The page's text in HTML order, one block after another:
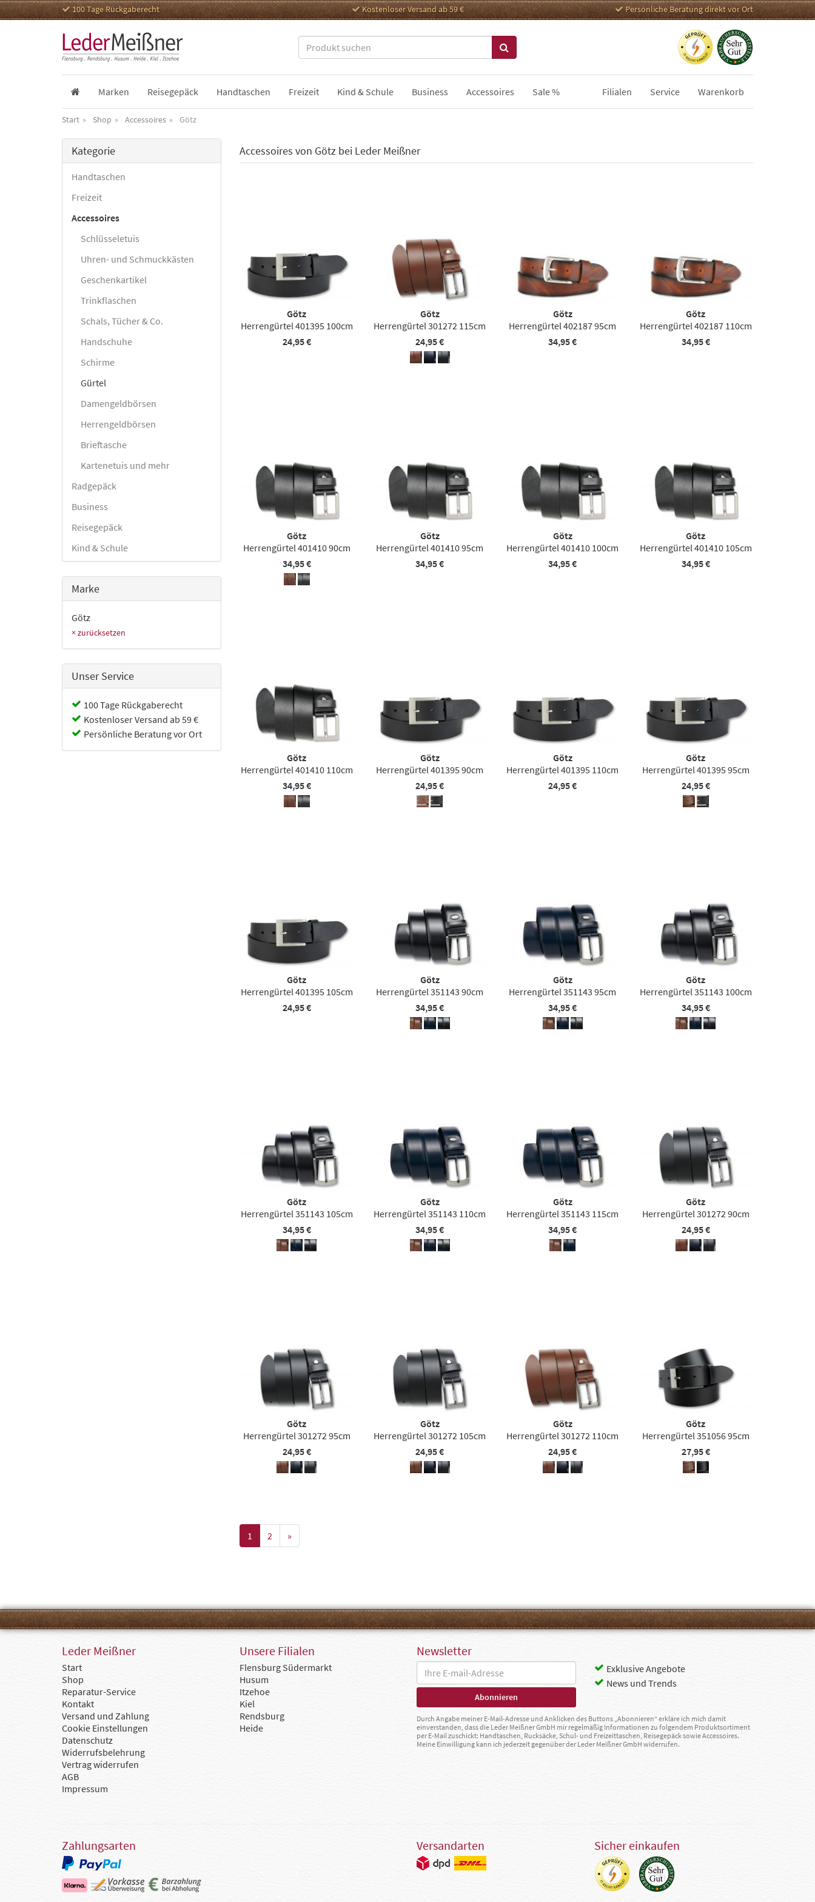
100 Tage Rückgaberecht Kostenloser Versand ab 59 € Persönliche Beratung direkt vor Ort
Marken Reisegepäck Handtaschen Freizeit Kind & Schule Business Accessoires Sale % Filialen Service Warenkorb
Start Shop Accessoires Götz
Kategorie
Handtaschen
Freizeit
Accessoires
Schlüsseletuis
Uhren- und Schmuckkästen
Geschenkartikel
Trinkflaschen
Schals, Tücher & Co.
Handschuhe
Schirme
Gürtel
Damengeldbörsen
Herrengeldbörsen
Brieftasche
Kartenetuis und mehr
Radgepäck
Business
Reisegepäck
Kind & Schule
Marke
Götz
× zurücksetzen
Unser Service
100 Tage Rückgaberecht
Kostenloser Versand ab 59 €
Persönliche Beratung vor Ort
Accessoires von Götz bei Leder Meißner
Götz
Herrengürtel 401395 100cm
24,95 €
Götz
Herrengürtel 301272 115cm
24,95 €
Götz
Herrengürtel 402187 95cm
34,95 €
Götz
Herrengürtel 402187 110cm
34,95 €
Götz
Herrengürtel 401410 90cm
34,95 €
Götz
Herrengürtel 401410 95cm
34,95 €
Götz
Herrengürtel 401410 100cm
34,95 €
Götz
Herrengürtel 401410 105cm
34,95 €
Götz
Herrengürtel 401410 110cm
34,95 €
Götz
Herrengürtel 401395 90cm
24,95 €
Götz
Herrengürtel 401395 110cm
24,95 €
Götz
Herrengürtel 401395 95cm
24,95 €
Götz
Herrengürtel 401395 105cm
24,95 €
Götz
Herrengürtel 351143 90cm
34,95 €
Götz
Herrengürtel 351143 95cm
34,95 €
Götz
Herrengürtel 351143 100cm
34,95 €
Götz
Herrengürtel 351143 105cm
34,95 €
Götz
Herrengürtel 351143 110cm
34,95 €
Götz
Herrengürtel 351143 115cm
34,95 €
Götz
Herrengürtel 301272 90cm
24,95 €
Götz
Herrengürtel 301272 95cm
24,95 €
Götz
Herrengürtel 301272 105cm
24,95 €
Götz
Herrengürtel 301272 110cm
24,95 €
Götz
Herrengürtel 351056 95cm
27,95 €
1 2 »
Leder Meißner
Start
Shop
Reparatur-Service
Kontakt
Versand und Zahlung
Cookie Einstellungen
Datenschutz
Widerrufsbelehrung
Vertrag widerrufen
AGB
Impressum
Unsere Filialen
Flensburg Südermarkt
Husum
Itzehoe
Kiel
Rendsburg
Heide
Newsletter
Exklusive Angebote
News und Trends
Durch Angabe meiner E-Mail-Adresse und Anklicken des Buttons „Abonnieren“ erkläre ich mich damit
einverstanden, dass die Leder Meißner GmbH mir regelmäßig Informationen zu folgendem Produktsortiment
per E-Mail zuschickt: Handtaschen, Rucksäcke, Schul- und Freizeittaschen, Reisegepäck sowie Accessoires.
Meine Einwilligung kann ich jederzeit gegenüber der Leder Meißner GmbH widerrufen.
Zahlungsarten Versandarten Sicher einkaufen